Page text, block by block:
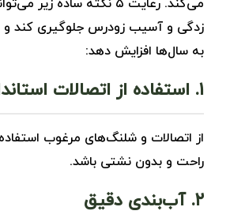
می‌کند. رعایت ۵ نکته ساده
‌زدگی و آسیب زودرس جلوگیری کند و
به سال‌ها افزایش دهد:
۱. استفاده از اتصالات استاندارد
از اتصالات و شلنگ‌های مرغوب
راحت و بدون نشتی باشد.
۲. آب‌بندی دقیق